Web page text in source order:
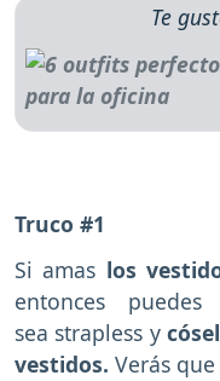
Te
Truco #1
Si amas los
entonces
sea strapless y
vestidos. Verás